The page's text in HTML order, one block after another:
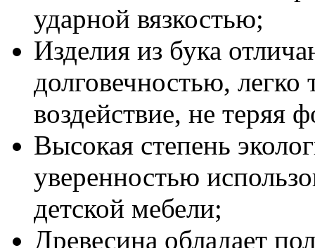
ударной вязкостью;
Изделия из бука
долговечностью, легко
воздействие, не теряя
Высокая степень
уверенностью
детской мебели;
Древесина обладает